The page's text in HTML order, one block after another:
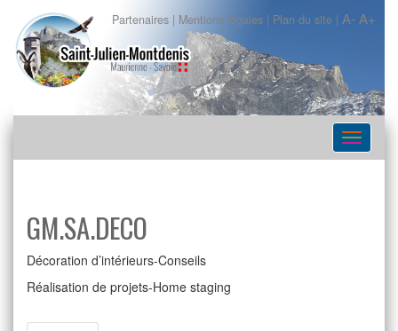
Partenaires | Mentions légales | Plan du site | A- A+
GM.SA.DECO
Décoration d’intérieurs-Conseils
Réalisation de projets-Home staging